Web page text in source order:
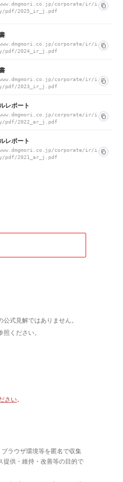
corporate/ir/i
pdf/2025_ir_j.pdf
corporate/ir/i
pdf/2024_ir_j.pdf
corporate/ir/i
pdf/2023_ir_j.pdf
レポート
corporate/ir/i
pdf/2022_ar_j.pdf
レポート
corporate/ir/i
pdf/2021_ar_j.pdf
式見解ではありません。
ください。
さい。
ブラウザ環境等を匿名で収集
提供・維持・改善等の目的で